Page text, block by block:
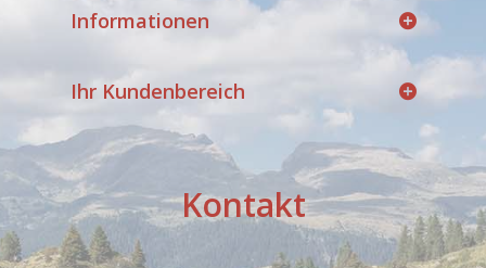
Informationen
Ihr Kundenbereich
Kontakt